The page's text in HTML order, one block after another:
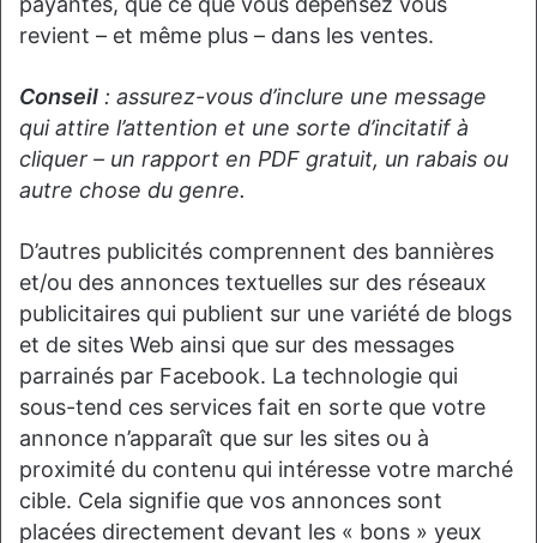
revient – et même plus – dans les ventes.
Conseil : assurez-vous d’inclure une message
qui attire l’attention et une sorte d’incitatif à
cliquer – un rapport en PDF gratuit, un rabais ou
autre chose du genre.
D’autres publicités comprennent des bannières
et/ou des annonces textuelles sur des réseaux
publicitaires qui publient sur une variété de blogs
et de sites Web ainsi que sur des messages
parrainés par Facebook. La technologie qui
sous-tend ces services fait en sorte que votre
annonce n’apparaît que sur les sites ou à
proximité du contenu qui intéresse votre marché
cible. Cela signifie que vos annonces sont
placées directement devant les « bons » yeux